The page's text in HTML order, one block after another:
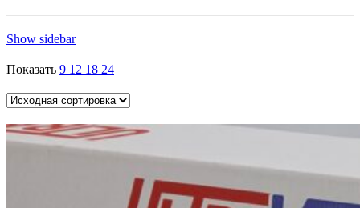
Show sidebar
Показать 9 12 18 24